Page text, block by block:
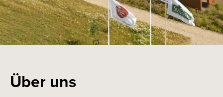
Über uns